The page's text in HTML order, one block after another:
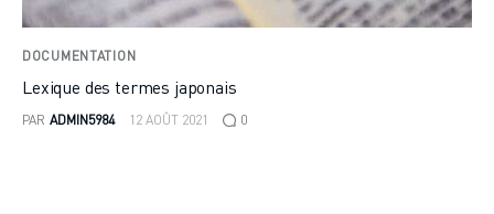
DOCUMENTATION
Lexique des termes japonais
PAR ADMIN5984 12 AOÛT 2021 0